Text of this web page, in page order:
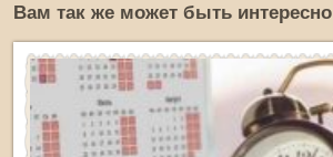
Вам так же может быть интересно